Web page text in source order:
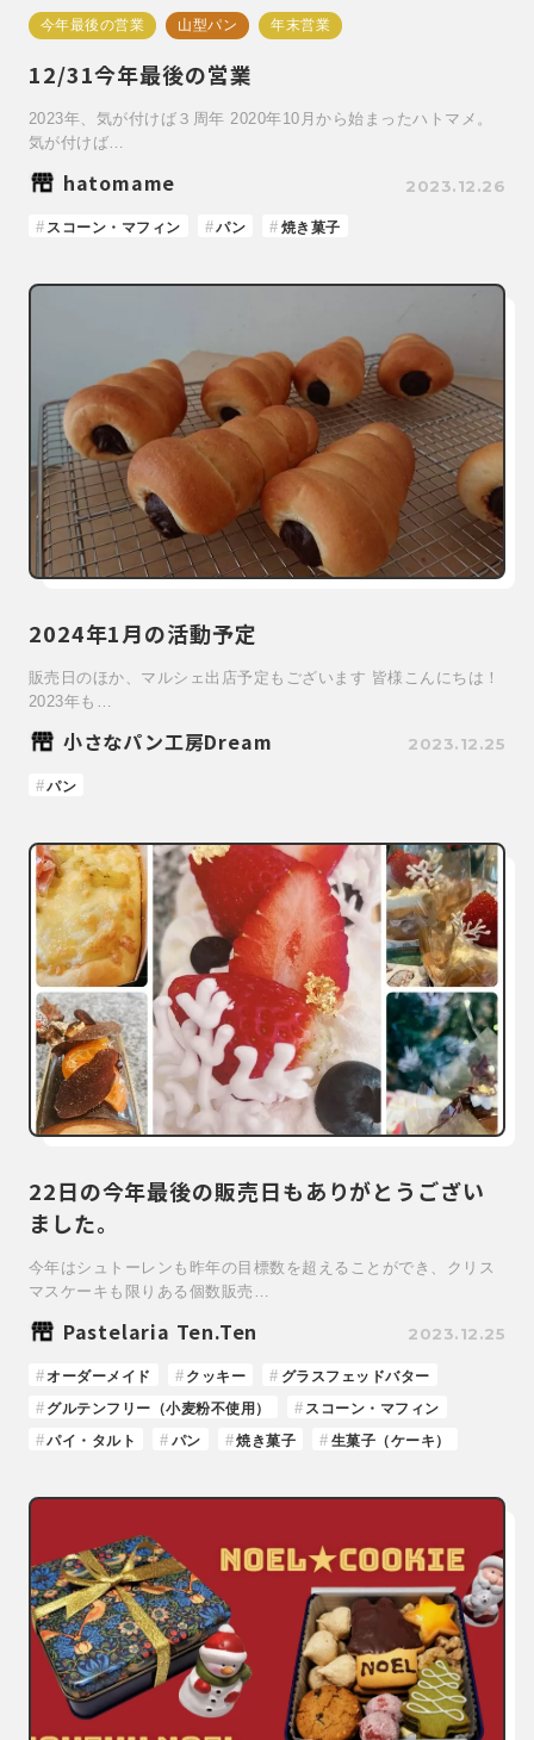
今年最後の営業 山型パン 年末営業
12/31今年最後の営業
2023年、気が付けば３周年 2020年10月から始まったハトマメ。
気が付けば…
hatomame 2023.12.26
スコーン・マフィン パン 焼き菓子
2024年1月の活動予定
販売日のほか、マルシェ出店予定もございます 皆様こんにちは！
2023年も…
小さなパン工房Dream 2023.12.25
パン
22日の今年最後の販売日もありがとうござい
ました。
今年はシュトーレンも昨年の目標数を超えることができ、クリス
マスケーキも限りある個数販売…
Pastelaria Ten.Ten 2023.12.25
オーダーメイド クッキー
グラスフェッドバター
グルテンフリー（小麦粉不使用）
スコーン・マフィン
パイ・タルト
パン 焼き菓子 生菓子（ケーキ）